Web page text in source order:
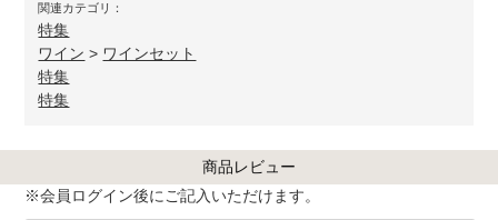
関連カテゴリ：
特集
ワイン > ワインセット
特集
特集
商品レビュー
※会員ログイン後にご記入いただけます。